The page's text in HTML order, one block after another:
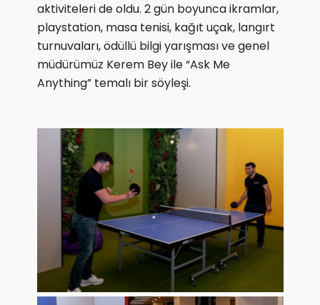
aktiviteleri de oldu. 2 gün boyunca ikramlar,
playstation, masa tenisi, kağıt uçak, langırt
turnuvaları, ödüllü bilgi yarışması ve genel
müdürümüz Kerem Bey ile “Ask Me
Anything” temalı bir söyleşi.